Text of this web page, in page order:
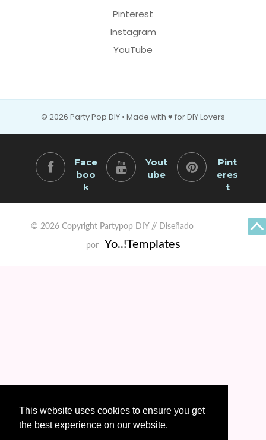
This website uses cookies to ensure you get
the best experience on our website.
Pinterest
Instagram
YouTube
© 2026 Party Pop DIY • Made with ♥ for DIY Lovers
Face
boo
k
Yout
ube
Pint
eres
t
© 2026 Copyright Partypop DIY // Diseñado
por Yo..!Templates